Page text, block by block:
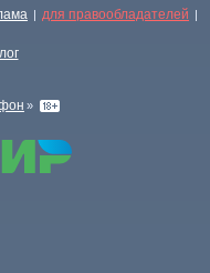
| для правообладателей |
»